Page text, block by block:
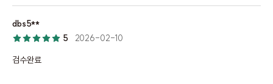
dbs5**
5
2026-02-10
검수완료